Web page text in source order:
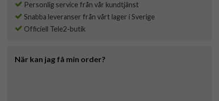
Personlig service från vår kundtjänst
Snabba leveranser från vårt lager i Sverige
Officiell Tele2-butik
När kan jag få min order?